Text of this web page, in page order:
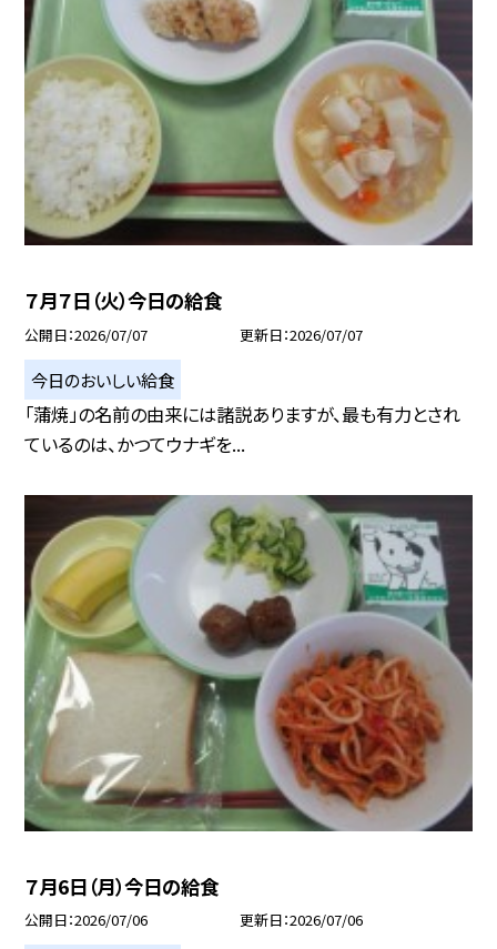
７月７日（火）今日の給食
公開日 2026/07/07 更新日 2026/07/07
今日のおいしい給食
「蒲焼」の名前の由来には諸説ありますが、最も有力とされ
ているのは、かつてウナギを...
７月6日（月）今日の給食
公開日 2026/07/06 更新日 2026/07/06